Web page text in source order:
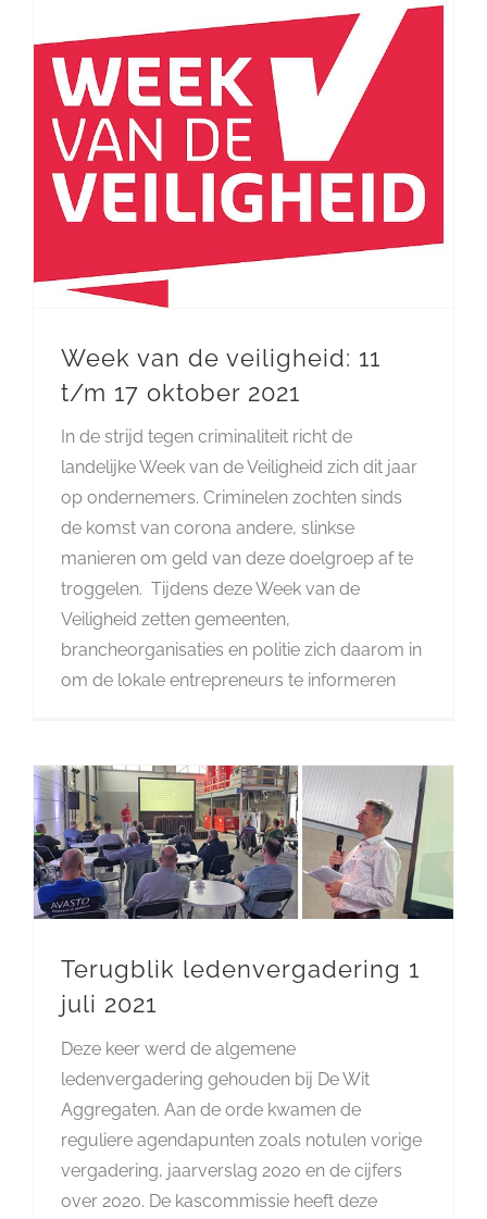
Week van de veiligheid: 11
t/m 17 oktober 2021
In de strijd tegen criminaliteit richt de
landelijke Week van de Veiligheid zich dit jaar
op ondernemers. Criminelen zochten sinds
de komst van corona andere, slinkse
manieren om geld van deze doelgroep af te
troggelen. Tijdens deze Week van de
Veiligheid zetten gemeenten,
brancheorganisaties en politie zich daarom in
om de lokale entrepreneurs te informeren
Terugblik ledenvergadering 1
juli 2021
Deze keer werd de algemene
ledenvergadering gehouden bij De Wit
Aggregaten. Aan de orde kwamen de
reguliere agendapunten zoals notulen vorige
vergadering, jaarverslag 2020 en de cijfers
over 2020. De kascommissie heeft deze